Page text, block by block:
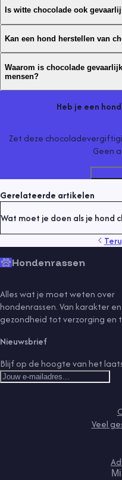
Is witte chocolade ook
Kan een hond herstellen van
Waarom is chocolade
mensen?
Heb je een
Zet deze
Geen
Gerelateerde artikelen
Wat moet je doen als je hond
Hondenrassen
Alles wat je moet weten over
hondenrassen. Van karakter en
gezondheid tot verzorging en
Nieuwsbrief
Blijf op de hoogte van het
Veel